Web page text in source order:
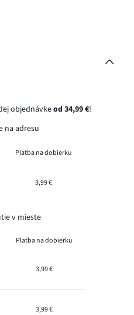
objednávkeod 34,99 €!
na adresu
Platba na dobierku
3,99 €
v mieste
Platba na dobierku
3,99 €
3,99 €